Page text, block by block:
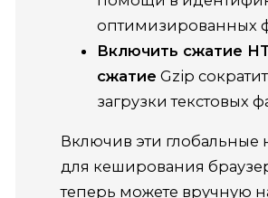
оптимизированных
Включить сжатие
сжатие Gzip
загрузки текстовых
Включив эти глобальные
для кеширования
теперь можете вручную